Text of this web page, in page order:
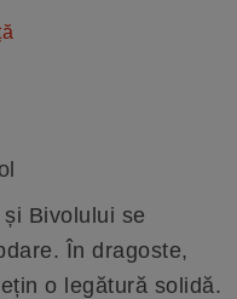
Bivolului se
În dragoste,
o legătură solidă.